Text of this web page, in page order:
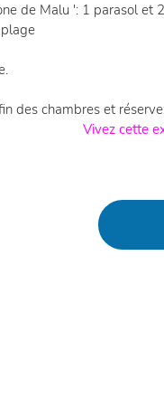
de Malu ': 1 parasol et
des chambres et
Vivez cette